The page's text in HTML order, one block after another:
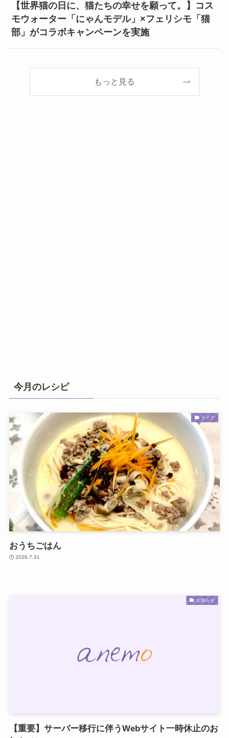
【世界猫の日に、猫たちの幸せを願って。】コス
モウォーター「にゃんモデル」×フェリシモ「猫
部」がコラボキャンペーンを実施
もっと見る
今月のレシピ
ライフ
おうちごはん
2026.7.31
お知らせ
【重要】サーバー移行に伴うWebサイト一時休止のお